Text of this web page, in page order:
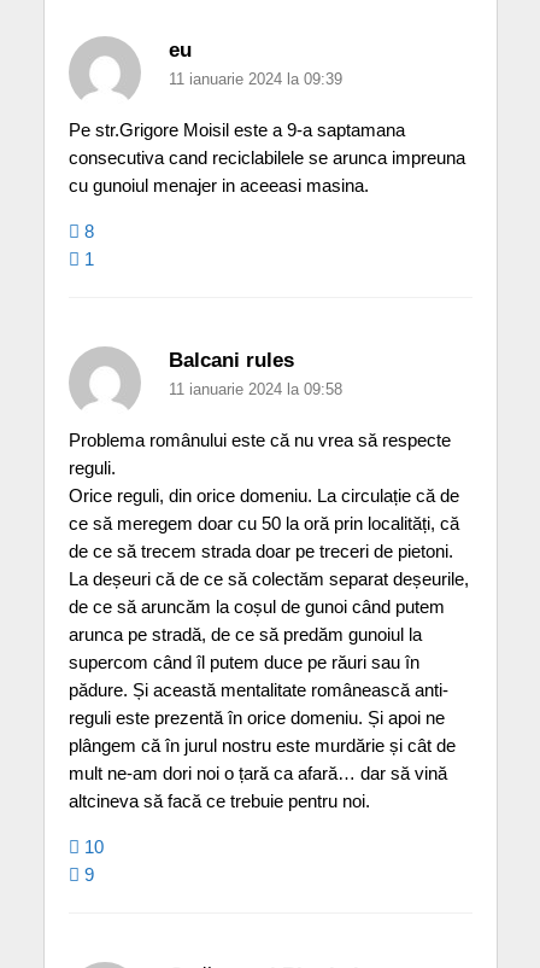
eu
11 ianuarie 2024 la 09:39
Pe str.Grigore Moisil este a 9-a saptamana
consecutiva cand reciclabilele se arunca impreuna
cu gunoiul menajer in aceeasi masina.
8
1
Balcani rules
11 ianuarie 2024 la 09:58
Problema românului este că nu vrea să respecte
reguli.
Orice reguli, din orice domeniu. La circulație că de
ce să meregem doar cu 50 la oră prin localități, că
de ce să trecem strada doar pe treceri de pietoni.
La deșeuri că de ce să colectăm separat deșeurile,
de ce să aruncăm la coșul de gunoi când putem
arunca pe stradă, de ce să predăm gunoiul la
supercom când îl putem duce pe răuri sau în
pădure. Și această mentalitate românească anti-
reguli este prezentă în orice domeniu. Și apoi ne
plângem că în jurul nostru este murdărie și cât de
mult ne-am dori noi o țară ca afară… dar să vină
altcineva să facă ce trebuie pentru noi.
10
9